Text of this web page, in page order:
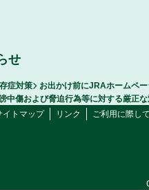
せ
症対策
お出かけ前にJRAホームペ
中傷および脅迫行為等に対する厳正
イトマップ リンク ご利用に際し